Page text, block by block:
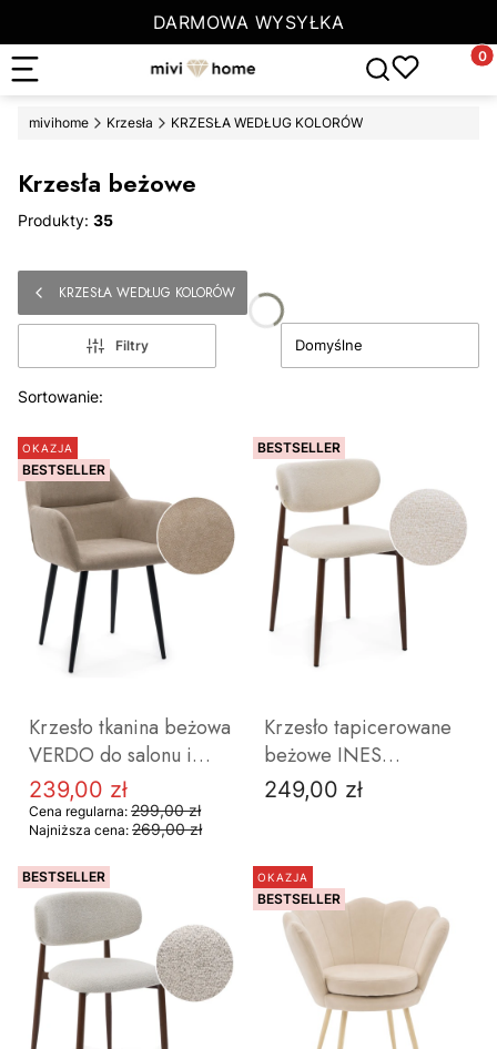
DARMOWA WYSYŁKA
Otwórz
mivihome Krzesła KRZESŁA WEDŁUG KOLORÓW
Krzesła beżowe
Produkty: 35
KRZESŁA WEDŁUG KOLORÓW
Filtry
Lista produktów
Sortowanie:
Domyślne
OKAZJA
BESTSELLER
Krzesło tkanina beżowa
VERDO do salonu i
jadalni tapicerowane
metalowe czarne nogi
Cena promocyjna
239,00 zł
Cena regularna: 299,00 zł
Najniższa cena: 269,00 zł
BESTSELLER
Krzesło tapicerowane
beżowe INES
nowoczesne krzesło do
jadalni i salonu
kolorze drewna nogi
Cena
249,00 zł
BESTSELLER OKAZJA
BESTSELLER